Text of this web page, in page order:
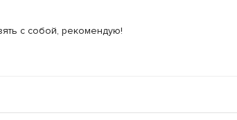
с собой, рекомендую!